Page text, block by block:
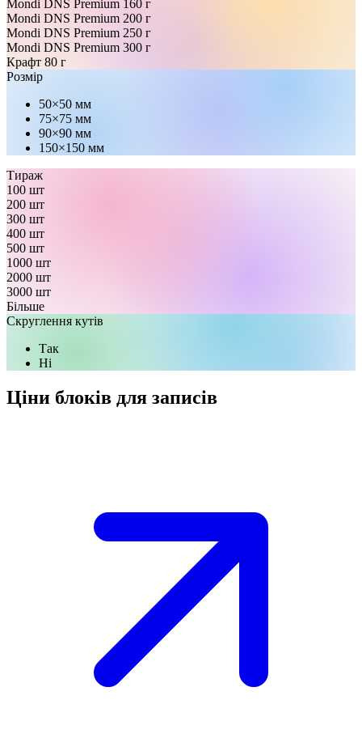
Mondi DNS Premium 160 г
Mondi DNS Premium 200 г
Mondi DNS Premium 250 г
Mondi DNS Premium 300 г
Крафт 80 г
Розмір
50×50 мм
75×75 мм
90×90 мм
150×150 мм
Тираж
100 шт
200 шт
300 шт
400 шт
500 шт
1000 шт
2000 шт
3000 шт
Більше
Скруглення кутів
Так
Ні
Ціни блоків для записів